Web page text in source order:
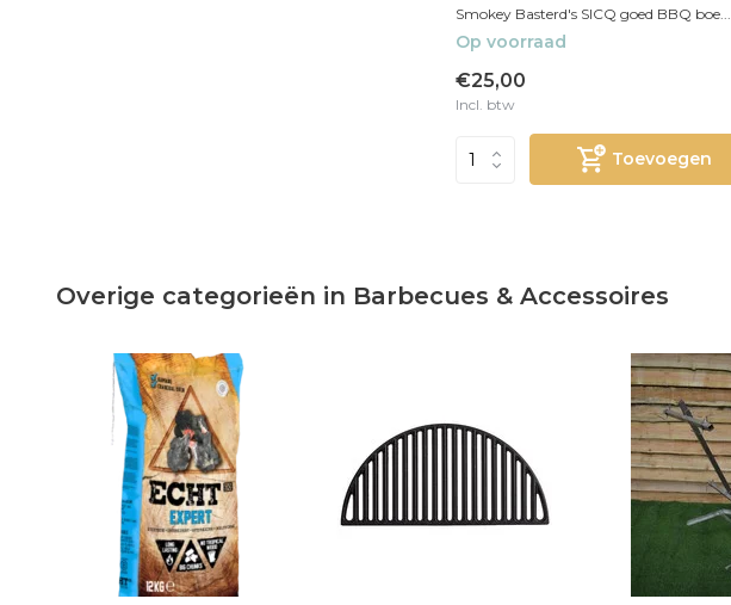
Smokey Basterd's SICQ goed BBQ boe...
Op voorraad
€25,00
Incl. btw
Toevoegen
Overige categorieën in Barbecues & Accessoires